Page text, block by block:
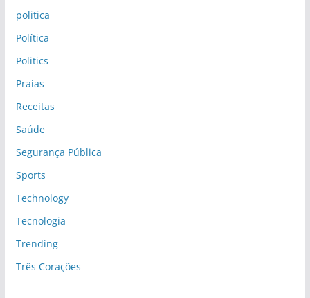
politica
Política
Politics
Praias
Receitas
Saúde
Segurança Pública
Sports
Technology
Tecnologia
Trending
Três Corações